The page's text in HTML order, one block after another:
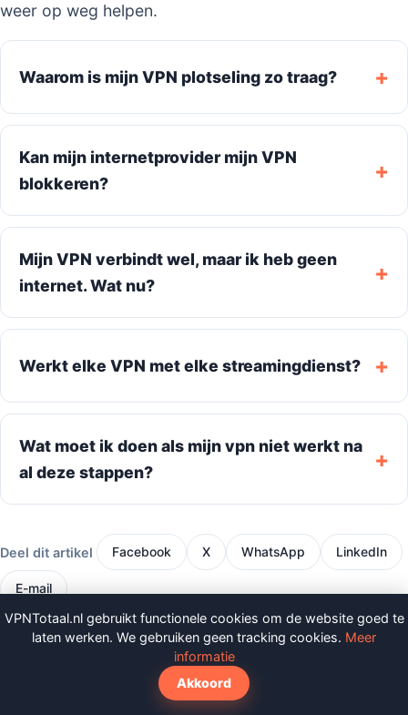
weer op weg helpen.
Waarom is mijn VPN plotseling zo traag?
Kan mijn internetprovider mijn VPN
blokkeren?
Mijn VPN verbindt wel, maar ik heb geen
internet. Wat nu?
Werkt elke VPN met elke streamingdienst?
Wat moet ik doen als mijn vpn niet werkt na
al deze stappen?
Deel dit artikel Facebook X WhatsApp LinkedIn
E-mail
Toevoegen als voorkeursbron op
VPNTotaal.nl gebruikt functionele cookies om de website goed te
laten werken. We gebruiken geen tracking cookies. Meer
informatie
Akkoord